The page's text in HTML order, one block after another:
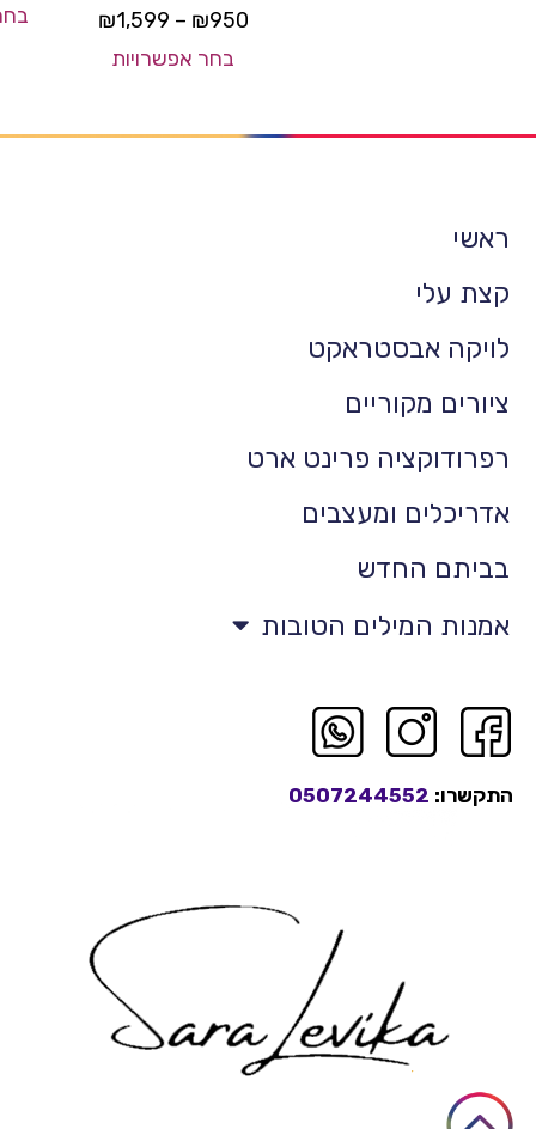
₪950
–
₪1,599
בחר אפשרויות
ראשי
קצת עלי
לויקה אבסטראקט
ציורים מקוריים
רפרודוקציה פרינט ארט
אדריכלים ומעצבים
בביתם החדש
אמנות המילים הטובות
התקשרו: 0507244552